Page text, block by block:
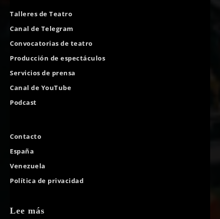
Talleres de Teatro
Canal de Telegram
Convocatorias de teatro
Producción de espectáculos
Servicios de prensa
Canal de YouTube
Podcast
Contacto
España
Venezuela
Política de privacidad
Lee más